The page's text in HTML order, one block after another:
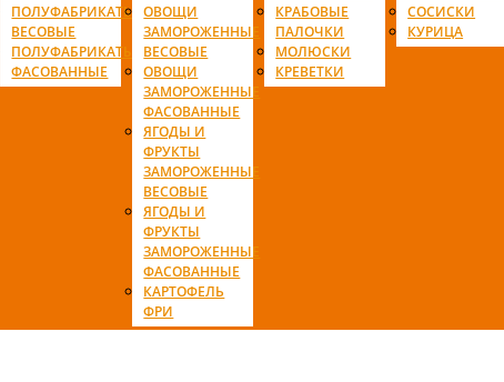
ПОЛУФАБРИКАТЫ
ВЕСОВЫЕ
ПОЛУФАБРИКАТЫ
ФАСОВАННЫЕ
ОВОЩИ
ЗАМОРОЖЕННЫЕ
ВЕСОВЫЕ
ОВОЩИ
ЗАМОРОЖЕННЫЕ
ФАСОВАННЫЕ
ЯГОДЫ И
ФРУКТЫ
ЗАМОРОЖЕННЫЕ
ВЕСОВЫЕ
ЯГОДЫ И
ФРУКТЫ
ЗАМОРОЖЕННЫЕ
ФАСОВАННЫЕ
КАРТОФЕЛЬ
ФРИ
КРАБОВЫЕ
ПАЛОЧКИ
МОЛЮСКИ
КРЕВЕТКИ
СОСИСКИ
КУРИЦА